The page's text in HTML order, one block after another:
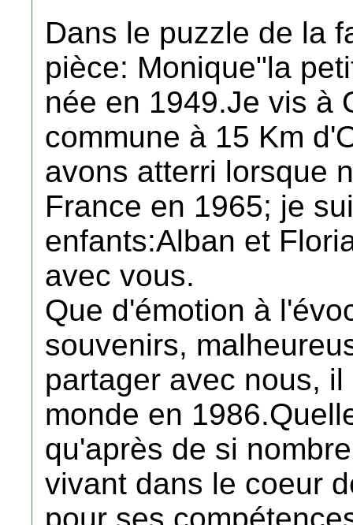
Dans le puzzle de la
pièce: Monique"la
née en 1949.Je vis à
commune à 15 Km
avons atterri lorsque
France en 1965; je
enfants:Alban et
avec vous.
Que d'émotion à
souvenirs,
partager avec nous,
monde en
qu'après de si
vivant dans le coeur